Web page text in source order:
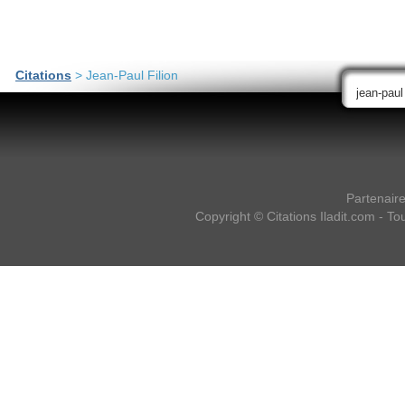
Citations > Jean-Paul Filion
Copyright © Citations Iladit.com -